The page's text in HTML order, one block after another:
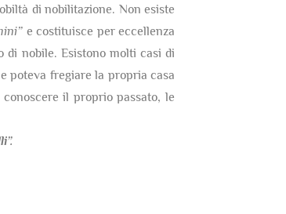
di nobilitazione. Non esiste
e costituisce per eccellenza
di nobile. Esistono molti casi di
poteva fregiare la propria casa
il proprio passato, le